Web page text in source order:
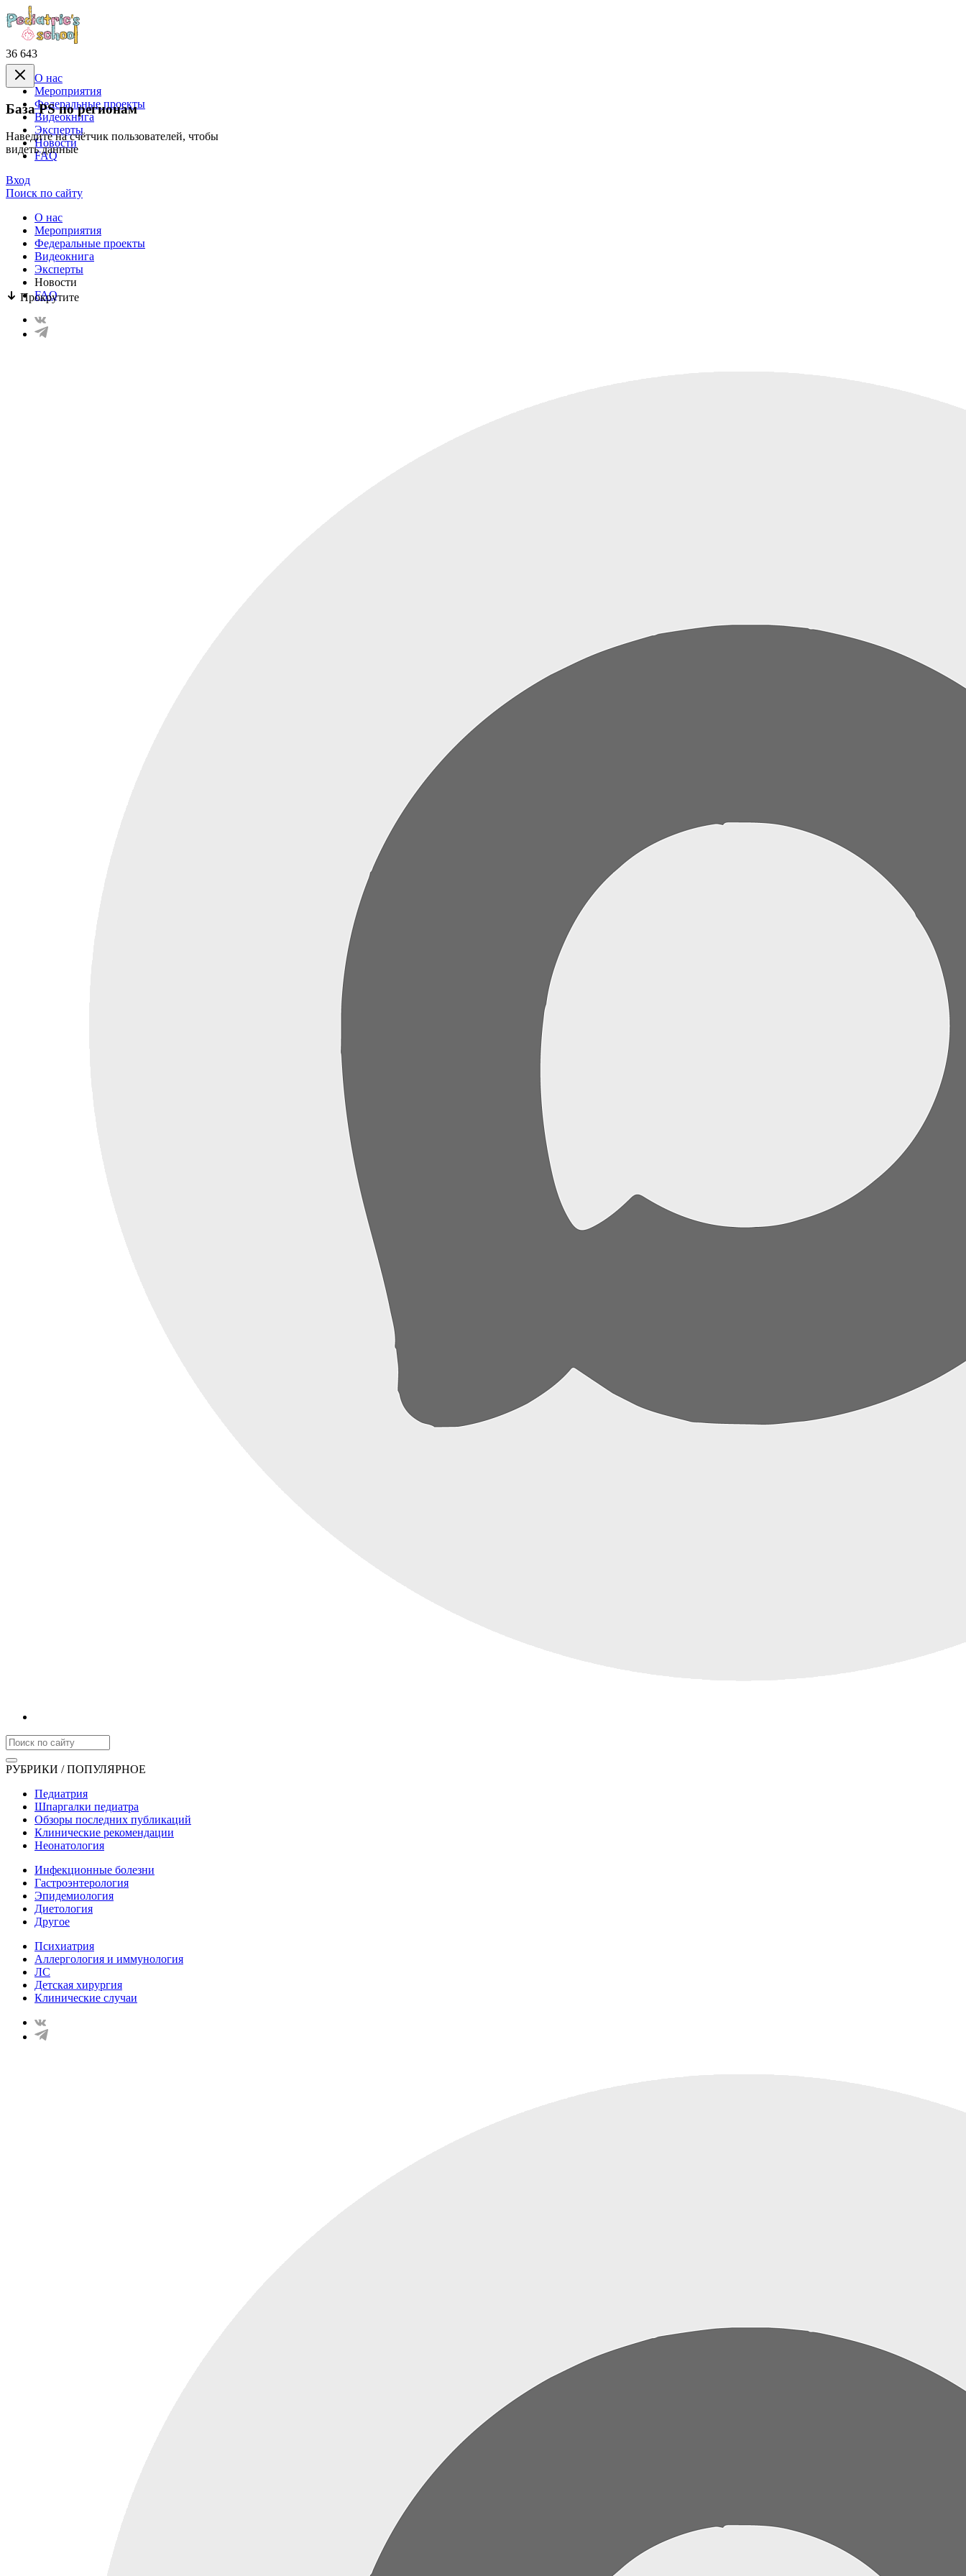
36 643
База PS по регионам
Наведите на счётчик пользователей, чтобы
видеть данные
Прокрутите
О нас
Mероприятия
Федеральные проекты
Видеокнига
Эксперты
Новости
FAQ
Вход
Поиск по сайту
О нас
Mероприятия
Федеральные проекты
Видеокнига
Эксперты
Новости
FAQ
РУБРИКИ / ПОПУЛЯРНОЕ
Педиатрия
Шпаргалки педиатра
Обзоры последних публикаций
Клинические рекомендации
Неонатология
Инфекционные болезни
Гастроэнтерология
Эпидемиология
Диетология
Другое
Психиатрия
Аллергология и иммунология
ЛС
Детская хирургия
Клинические случаи